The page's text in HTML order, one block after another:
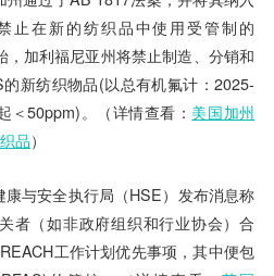
止在新的纺织品中使用受管制的
加利福尼亚州将禁止制造、分销和
新纺织物品(以总有机氟计：2025-
＜50ppm)。（详情查看： 美国加州
品）
康与安全执行局（HSE）发布消息称
者（如非政府组织和行业协会）合
工作计划优先事项，其中便包